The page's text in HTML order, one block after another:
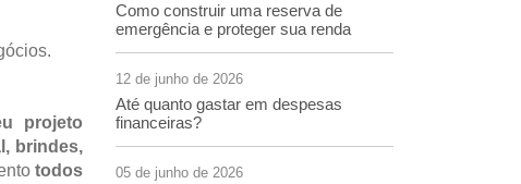
projeto
brindes,
todos
Como construir uma reserva de
emergência e proteger sua renda
12 de junho de 2026
Até quanto gastar em despesas
financeiras?
05 de junho de 2026